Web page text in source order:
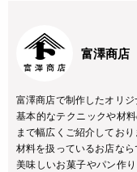
富澤商店
富澤商店で制作したオリジ
基本的なテクニックや材
まで幅広くご紹介しており
材料を扱っているお店な
美味しいお菓子やパン作